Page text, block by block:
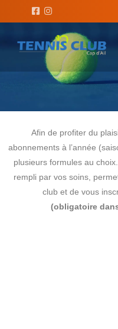
Afin de profiter du
abonnements à l’année
plusieurs formules au
rempli par vos soins,
club et de vous
(obligatoire